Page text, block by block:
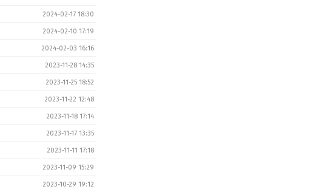
2024-02-17 18:30
2024-02-10 17:19
2024-02-03 16:16
2023-11-28 14:35
2023-11-25 18:52
2023-11-22 12:48
2023-11-18 17:14
2023-11-17 13:35
2023-11-11 17:18
2023-11-09 15:29
2023-10-29 19:12